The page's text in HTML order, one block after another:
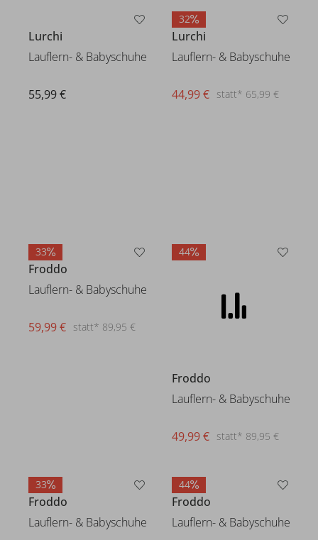
Lurchi
Lauflern- & Babyschuhe
55,99 €
32
Lurchi
Lauflern- & Babyschuhe
statt* 65,99 €
44,99 €
33
Froddo
Lauflern- & Babyschuhe
statt* 89,95 €
59,99 €
44
Lauflern- & Babyschuhe
33
Froddo
Lauflern- & Babyschuhe
44
Froddo
Lauflern- & Babyschuhe